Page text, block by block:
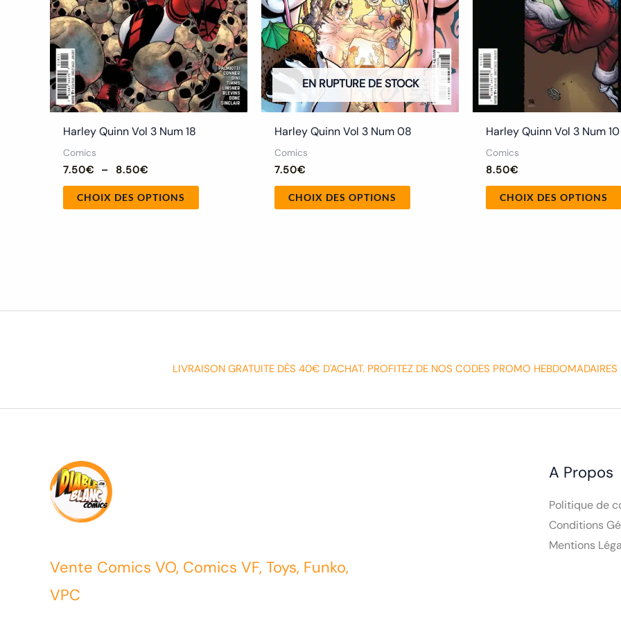
Harley Quinn Vol 3 Num 18
Comics
7.50€ – 8.50€
CHOIX DES OPTIONS
sur
la
page
du
produit
EN RUPTURE DE STOCK
Harley Quinn Vol 3 Num 08
Comics
7.50€
CHOIX DES OPTIONS
sur
la
page
du
produit
Harley Quinn Vol 3 Num 10
Comics
8.50€
CHOIX DES OPTIONS
LIVRAISON GRATUITE DÈS 40€ D'ACHAT. PROFITEZ DE NOS CODES PROMO HEBDOMADAIRES
Vente Comics VO, Comics VF, Toys, Funko,
VPC
A Propos
Politique de
Conditions
Mentions